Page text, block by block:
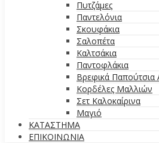
Πυτζάμες
Παντελόνια
Σκουφάκια
Σαλοπέτα
Καλτσάκια
Παντοφλάκια
Βρεφικά Παπούτσια
Κορδέλες Μαλλιών
Σετ Καλοκαίρινα
Μαγιό
ΚΑΤΑΣΤΗΜΑ
ΕΠΙΚΟΙΝΩΝΙΑ